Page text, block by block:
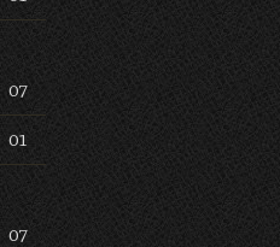
07
01
07